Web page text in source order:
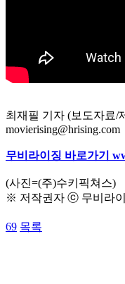
최재필 기자 (보도자료/
movierising@hrising.com
무비라이징 바로가기
(사진=(주)수키픽쳐스)
※ 저작권자 ⓒ 무비라이
69 목록